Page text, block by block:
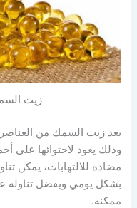
زيت
يعد زيت السمك من العناصر
مضادة للالتهابات، يمكن
بشكل يومي ويفضل تناوله
ممكنة.